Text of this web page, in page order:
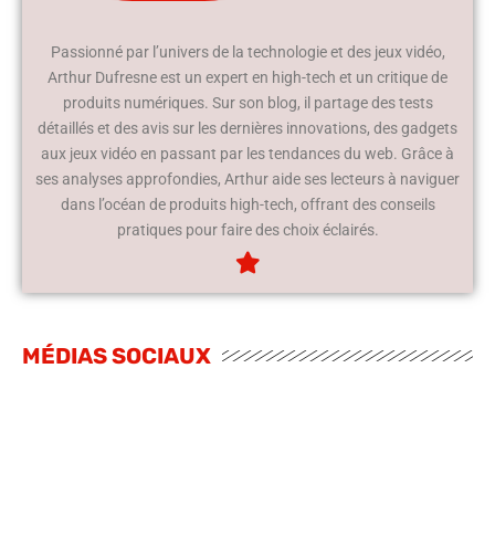
Passionné par l’univers de la technologie et des jeux vidéo,
Arthur Dufresne est un expert en high-tech et un critique de
produits numériques. Sur son blog, il partage des tests
détaillés et des avis sur les dernières innovations, des gadgets
aux jeux vidéo en passant par les tendances du web. Grâce à
ses analyses approfondies, Arthur aide ses lecteurs à naviguer
dans l’océan de produits high-tech, offrant des conseils
pratiques pour faire des choix éclairés.
MÉDIAS SOCIAUX